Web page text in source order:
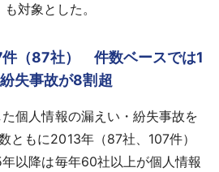
対象とした。
（87社） 件数ベースでは1
失事故が8割超
個人情報の漏えい・紛失事故を
ともに2013年（87社、107件）
以降は毎年60社以上が個人情報